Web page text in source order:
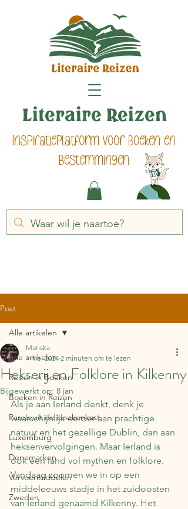
Inspiratieplatform voor boeken en
bestemmingen
Literaire Reizen
Post
Alle artikelen
Reizen in Boeken
Boeken in Reizen
Parels uit de boekenkast
Luxemburg
Denemarken
Vervoermiddelen
Zweden
Alle artikelen
Hekserij en Folklore in Kilkenny
Mariska
1 mei 2024 2 minuten om te lezen
Bijgewerkt op: 8 jan
Als je aan Ierland denkt, denk je
waarschijnlijk eerder aan prachtige
natuur en het gezellige Dublin, dan aan
heksenvervolgingen. Maar Ierland is
ook een land vol mythen en folklore.
Vandaag zoomen we in op een
middeleeuws stadje in het zuidoosten
van Ierland genaamd Kilkenny. Het